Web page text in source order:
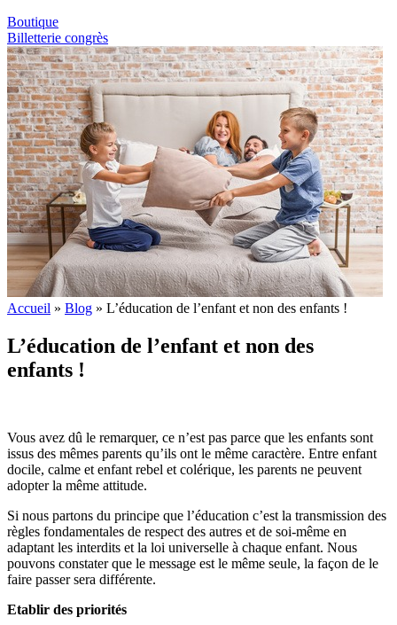
Boutique
Billetterie congrès
Accueil » Blog » L’éducation de l’enfant et non des enfants !
L’éducation de l’enfant et non des
enfants !
Vous avez dû le remarquer, ce n’est pas parce que les enfants sont
issus des mêmes parents qu’ils ont le même caractère. Entre enfant
docile, calme et enfant rebel et colérique, les parents ne peuvent
adopter la même attitude.
Si nous partons du principe que l’éducation c’est la transmission des
règles fondamentales de respect des autres et de soi-même en
adaptant les interdits et la loi universelle à chaque enfant. Nous
pouvons constater que le message est le même seule, la façon de le
faire passer sera différente.
Etablir des priorités